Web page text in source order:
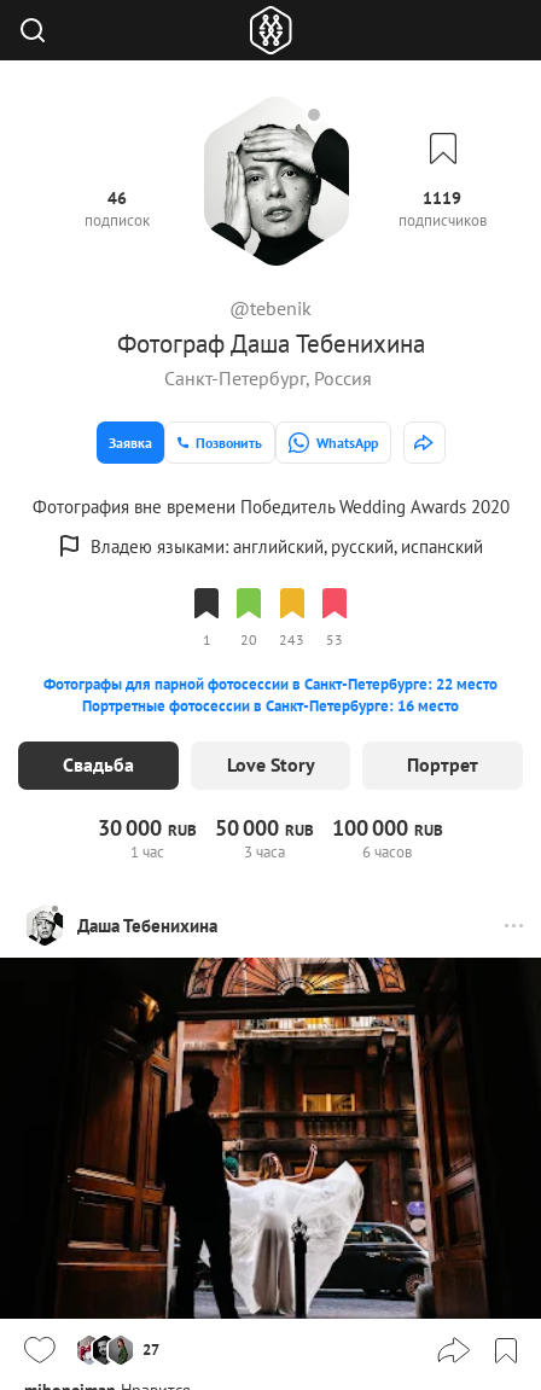
Фотограф Даша Тебенихина
@tebenik
46
подписок
1119
подписчиков
Санкт-Петербург, Россия
Заявка Позвонить WhatsApp
Фотография вне времени Победитель Wedding Awards 2020
Владею языками: английский, русский, испанский
1 20 243 53
Фотографы для парной фотосессии в Санкт-Петербурге: 22 место
Портретные фотосессии в Санкт-Петербурге: 16 место
Свадьба Love Story Портрет
30000RUB
1 час
50000 RUB
3 часа
100000 RUB
6 часов
Даша Тебенихина
27